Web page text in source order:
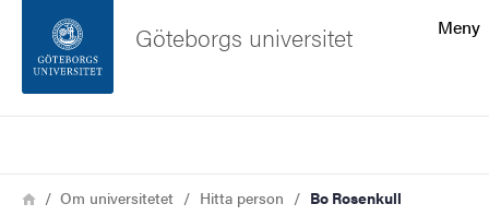
Sidfoten
Meny
Göteborgs universitet
Länkstig
HemOm universitetet Hitta person Bo Rosenkull